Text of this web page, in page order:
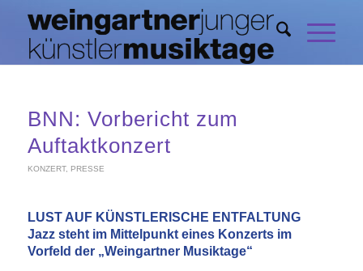
BNN: Vorbericht zum
Auftaktkonzert
KONZERT, PRESSE
LUST AUF KÜNSTLERISCHE ENTFALTUNG
Jazz steht im Mittelpunkt eines Konzerts im
Vorfeld der „Weingartner Musiktage“